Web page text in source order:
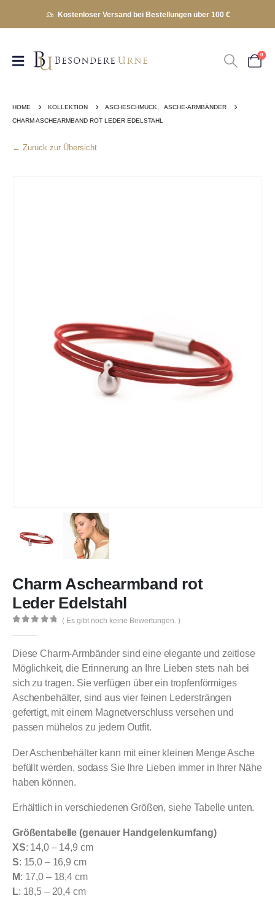
Kostenloser Versand bei Bestellungen über 100 €
0
HOME KOLLEKTION ASCHESCHMUCK
ASCHE-ARMBÄNDER
CHARM ASCHEARMBAND ROT LEDER EDELSTAHL
← Zurück zur Übersicht
Charm Aschearmband rot
Leder Edelstahl
( Es gibt noch keine Bewertungen. )
Diese Charm-Armbänder sind eine elegante und zeitlose
Möglichkeit, die Erinnerung an Ihre Lieben stets nah bei
sich zu tragen. Sie verfügen über ein tropfenförmiges
Aschenbehälter, sind aus vier feinen Ledersträngen
gefertigt, mit einem Magnetverschluss versehen und
passen mühelos zu jedem Outfit.
Der Aschenbehälter kann mit einer kleinen Menge Asche
befüllt werden, sodass Sie Ihre Lieben immer in Ihrer Nähe
haben können.
Erhältlich in verschiedenen Größen, siehe Tabelle unten.
Größentabelle (genauer Handgelenkumfang)
XS: 14,0 – 14,9 cm
S: 15,0 – 16,9 cm
M: 17,0 – 18,4 cm
L: 18,5 – 20,4 cm